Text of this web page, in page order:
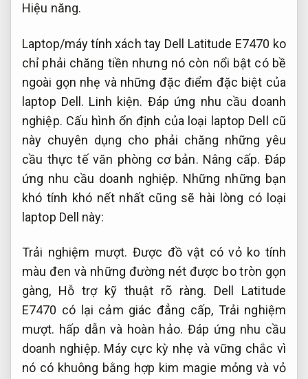
Hiệu năng.
Laptop/máy tính xách tay Dell Latitude E7470 ko
chỉ phải chăng tiền nhưng nó còn nổi bật có bề
ngoài gọn nhẹ và những đặc điểm đặc biệt của
laptop Dell. Linh kiện. Đáp ứng nhu cầu doanh
nghiệp. Cấu hình ổn định của loại laptop Dell cũ
này chuyên dụng cho phải chăng những yêu
cầu thực tế văn phòng cơ bản. Nâng cấp. Đáp
ứng nhu cầu doanh nghiệp. Những những bạn
khó tính khó nết nhất cũng sẽ hài lòng có loại
laptop Dell này:
Trải nghiệm mượt. Được đồ vật có vỏ ko tính
màu đen và những đường nét được bo tròn gọn
gàng, Hỗ trợ kỹ thuật rõ ràng. Dell Latitude
E7470 có lại cảm giác đẳng cấp, Trải nghiệm
mượt. hấp dẫn và hoàn hảo. Đáp ứng nhu cầu
doanh nghiệp. Máy cực kỳ nhẹ và vững chắc vì
nó có khuông bằng hợp kim magie mỏng và vỏ